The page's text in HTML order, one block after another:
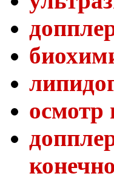
осмотр